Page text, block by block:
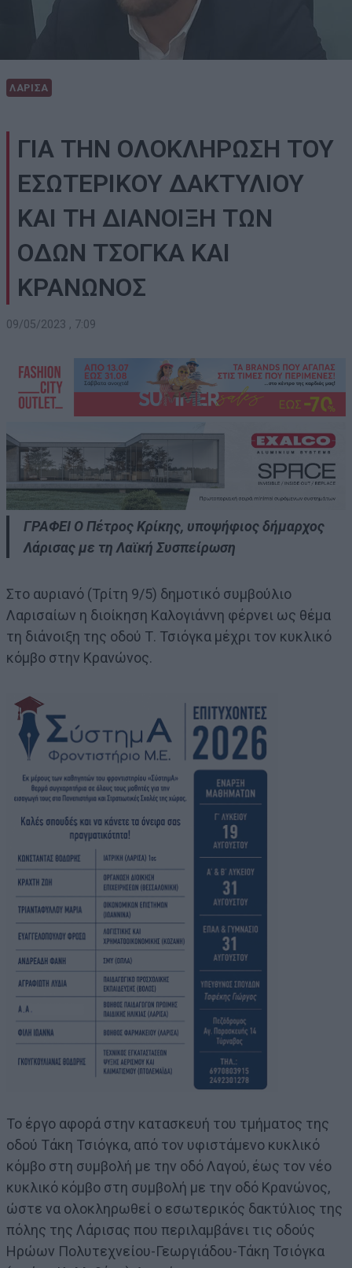
ΛΑΡΙΣΑ
ΓΙΑ ΤΗΝ ΟΛΟΚΛΗΡΩΣΗ ΤΟΥ
ΕΣΩΤΕΡΙΚΟΥ ΔΑΚΤΥΛΙΟΥ
ΚΑΙ ΤΗ ΔΙΑΝΟΙΞΗ ΤΩΝ
ΟΔΩΝ ΤΣΟΓΚΑ ΚΑΙ
ΚΡΑΝΩΝΟΣ
09/05/2023 , 7:09
ΓΡΑΦΕΙ Ο Πέτρος Κρίκης, υποψήφιος δήμαρχος
Λάρισας με τη Λαϊκή Συσπείρωση
Στο αυριανό (Τρίτη 9/5) δημοτικό συμβούλιο
Λαρισαίων η διοίκηση Καλογιάννη φέρνει ως θέμα
τη διάνοιξη της οδού Τ. Τσιόγκα μέχρι τον κυκλικό
κόμβο στην Κρανώνος.
Το έργο αφορά στην κατασκευή του τμήματος της
οδού Τάκη Τσιόγκα, από τον υφιστάμενο κυκλικό
κόμβο στη συμβολή με την οδό Λαγού, έως τον νέο
κυκλικό κόμβο στη συμβολή με την οδό Κρανώνος,
ώστε να ολοκληρωθεί ο εσωτερικός δακτύλιος της
πόλης της Λάρισας που περιλαμβάνει τις οδούς
Ηρώων Πολυτεχνείου-Γεωργιάδου-Τάκη Τσιόγκα